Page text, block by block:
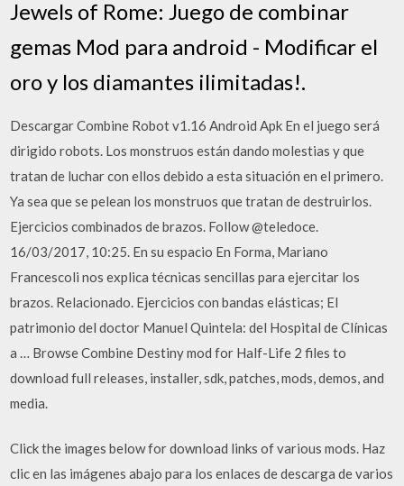
Jewels of Rome: Juego de combinar
gemas Mod para android - Modificar el
oro y los diamantes ilimitadas!.
Descargar Combine Robot v1.16 Android Apk En el juego será
dirigido robots. Los monstruos están dando molestias y que
tratan de luchar con ellos debido a esta situación en el primero.
Ya sea que se pelean los monstruos que tratan de destruirlos.
Ejercicios combinados de brazos. Follow @teledoce.
16/03/2017, 10:25. En su espacio En Forma, Mariano
Francescoli nos explica técnicas sencillas para ejercitar los
brazos. Relacionado. Ejercicios con bandas elásticas; El
patrimonio del doctor Manuel Quintela: del Hospital de Clínicas
a … Browse Combine Destiny mod for Half-Life 2 files to
download full releases, installer, sdk, patches, mods, demos, and
media.
Click the images below for download links of various mods. Haz
clic en las imágenes abajo para los enlaces de descarga de varios